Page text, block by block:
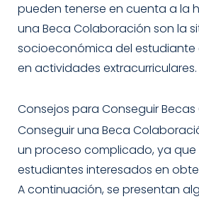
pueden tenerse en cuenta a la
una Beca Colaboración son la
socioeconómica del estudiante
en actividades extracurriculares.
Consejos para Conseguir
Conseguir una Beca
un proceso complicado, ya que
estudiantes interesados en
A continuación, se presentan